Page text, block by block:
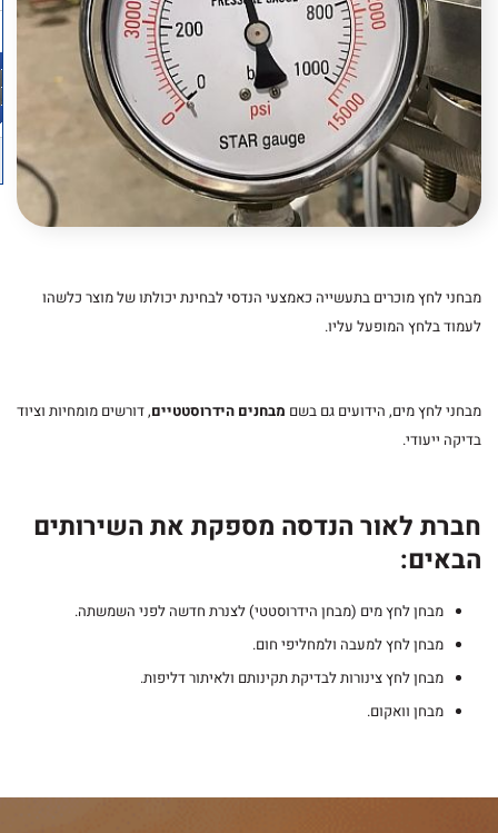
מבחני לחץ מוכרים בתעשייה כאמצעי הנדסי לבחינת יכולתו של מוצר כלשהו
לעמוד בלחץ המופעל עליו.
מבחני לחץ מים, הידועים גם בשם מבחנים הידרוסטטיים, דורשים מומחיות וציוד
בדיקה ייעודי.
חברת לאור הנדסה מספקת את השירותים
הבאים:
מבחן לחץ מים (מבחן הידרוסטטי) לצנרת חדשה לפני השמשתה.
מבחן לחץ למעבה ולמחליפי חום.
מבחן לחץ צינורות לבדיקת תקינותם ולאיתור דליפות.
מבחן וואקום.